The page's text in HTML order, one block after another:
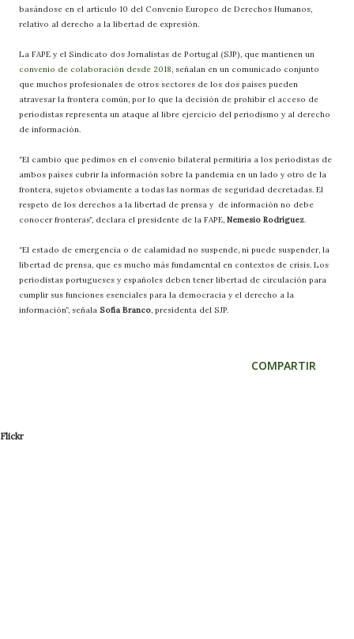
basándose en el artículo 10 del Convenio Europeo de Derechos Humanos,
relativo al derecho a la libertad de expresión.
La FAPE y el Sindicato dos Jornalistas de Portugal (SJP), que mantienen un
convenio de colaboración desde 2018, señalan en un comunicado conjunto
que muchos profesionales de otros sectores de los dos países pueden
atravesar la frontera común, por lo que la decisión de prohibir el acceso de
periodistas representa un ataque al libre ejercicio del periodismo y al derecho
de información.
“El cambio que pedimos en el convenio bilateral permitiría a los periodistas de
ambos países cubrir la información sobre la pandemia en un lado y otro de la
frontera, sujetos obviamente a todas las normas de seguridad decretadas. El
respeto de los derechos a la libertad de prensa y de información no debe
conocer fronteras”, declara el presidente de la FAPE, Nemesio Rodríguez.
“El estado de emergencia o de calamidad no suspende, ni puede suspender, la
libertad de prensa, que es mucho más fundamental en contextos de crisis. Los
periodistas portugueses y españoles deben tener libertad de circulación para
cumplir sus funciones esenciales para la democracia y el derecho a la
información”, señala Sofía Branco, presidenta del SJP.
COMPARTIR
Flickr